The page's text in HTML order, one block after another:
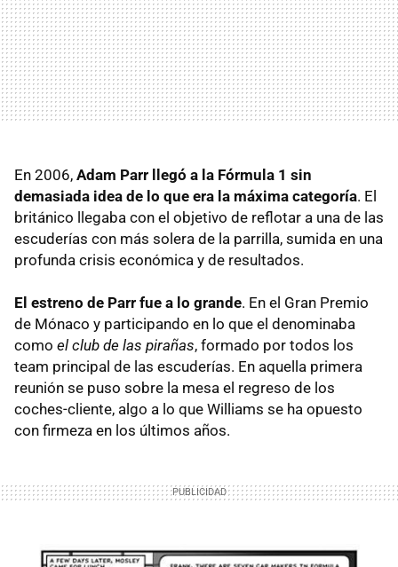
En 2006, Adam Parr llegó a la Fórmula 1 sin
demasiada idea de lo que era la máxima categoría. El
británico llegaba con el objetivo de reflotar a una de las
escuderías con más solera de la parrilla, sumida en una
profunda crisis económica y de resultados.
El estreno de Parr fue a lo grande. En el Gran Premio
de Mónaco y participando en lo que el denominaba
como el club de las pirañas, formado por todos los
team principal de las escuderías. En aquella primera
reunión se puso sobre la mesa el regreso de los
coches-cliente, algo a lo que Williams se ha opuesto
con firmeza en los últimos años.